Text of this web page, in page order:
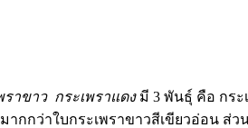
าขาว กระเพราแดงมี 3 พันธุ์ คือ กระ
กว่าใบกระเพราขาวสีเขียวอ่อน ส่ว